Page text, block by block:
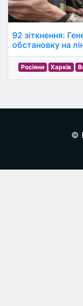
92 зіткнення:
обстановку на
Росіяни Харків
©